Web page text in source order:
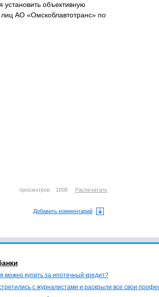
установить объективную
лиц АО «Омскоблавтотранс» по
просмотров: 1008 Распечатать
Добавить комментарий
можно купить за ипотечный кредит?
с журналистами и раскрыли все свои